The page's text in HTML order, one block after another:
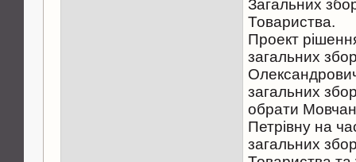
Загальних
Товариства.
Проект
загальних
загальних
обрати
Петрівну на
загальних